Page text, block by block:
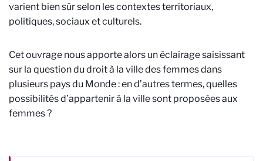
varient bien sûr selon les contextes territoriaux,
politiques, sociaux et culturels.
Cet ouvrage nous apporte alors un éclairage saisissant
sur la question du droit à la ville des femmes dans
plusieurs pays du Monde : en d’autres termes, quelles
possibilités d’appartenir à la ville sont proposées aux
femmes ?